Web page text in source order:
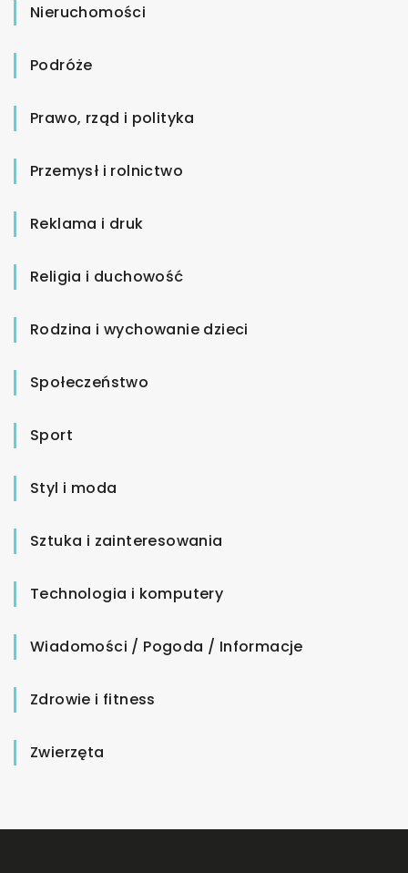
Nieruchomości
Podróże
Prawo, rząd i polityka
Przemysł i rolnictwo
Reklama i druk
Religia i duchowość
Rodzina i wychowanie dzieci
Społeczeństwo
Sport
Styl i moda
Sztuka i zainteresowania
Technologia i komputery
Wiadomości / Pogoda / Informacje
Zdrowie i fitness
Zwierzęta